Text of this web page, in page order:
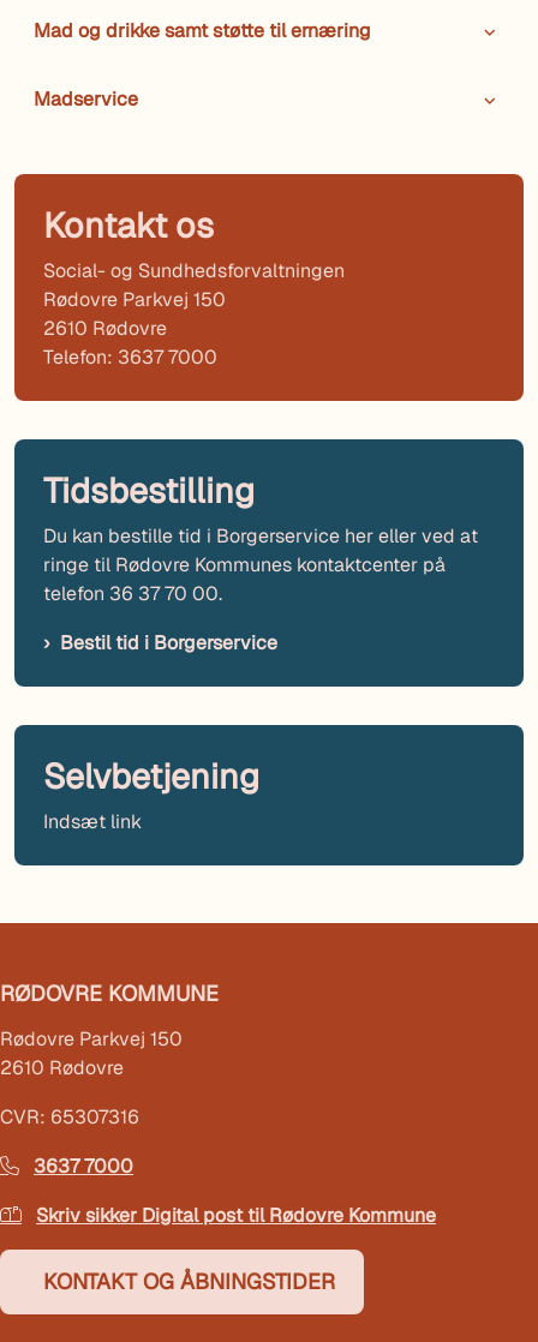
Mad og drikke samt støtte til ernæring
Madservice
Kontakt os
Social- og Sundhedsforvaltningen
Rødovre Parkvej 150
2610 Rødovre
Telefon: 3637 7000
Tidsbestilling
Du kan bestille tid i Borgerservice her eller ved at
ringe til Rødovre Kommunes kontaktcenter på
telefon 36 37 70 00.
Bestil tid i Borgerservice
Selvbetjening
Indsæt link
RØDOVRE KOMMUNE
Rødovre Parkvej 150
2610 Rødovre
CVR: 65307316
3637 7000
Skriv sikker Digital post til Rødovre Kommune
KONTAKT OG ÅBNINGSTIDER